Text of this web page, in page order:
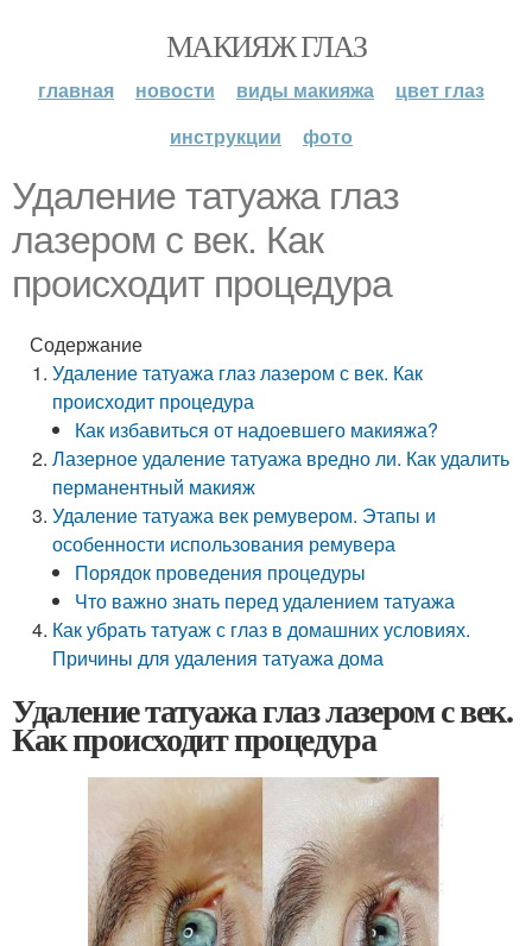
МАКИЯЖ ГЛАЗ
главная новости виды макияжа
цвет глаз
инструкции
фото
Удаление татуажа глаз
лазером с век. Как
происходит процедура
Содержание
Удаление татуажа глаз лазером с век. Как
происходит процедура
Как избавиться от надоевшего макияжа?
Лазерное удаление татуажа вредно ли. Как удалить
перманентный макияж
Удаление татуажа век ремувером. Этапы и
особенности использования ремувера
Порядок проведения процедуры
Что важно знать перед удалением татуажа
Как убрать татуаж с глаз в домашних условиях.
Причины для удаления татуажа дома
Удаление татуажа глаз лазером с век.
Как происходит процедура